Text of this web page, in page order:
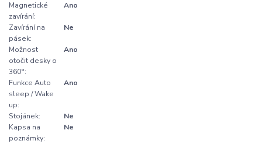
Magnetické
zavírání:
Ano
Zavírání na
pásek:
Ne
Možnost
otočit desky o
360°:
Ano
Funkce Auto
sleep / Wake
up:
Ano
Stojánek:
Ne
Kapsa na
poznámky:
Ne